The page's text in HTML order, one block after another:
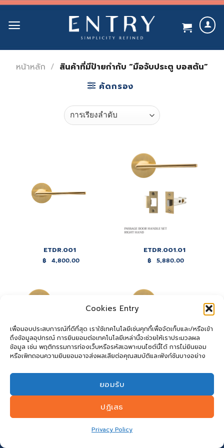
Cookies Entry
เพื่อมอบประสบการณ์ที่ดีที่สุด เราใช้เทคโนโลยีเช่นคุกกี้เพื่อจัดเก็บและ/หรือเข้า
ถึงข้อมูลอุปกรณ์ การยินยอมต่อเทคโนโลยีเหล่านี้จะช่วยให้เราประมวลผล
ข้อมูล เช่น พฤติกรรมการท่องเว็บหรือรหัสเฉพาะบนไซต์นี้ได้ การไม่ยินยอม
หรือเพิกถอนความยินยอมอาจส่งผลเสียต่อคุณสมบัติและฟังก์ชันบางอย่าง
ยอมรับ
ปฏิเสธ
Privacy Policy
Skip
content
หน้าหลัก / สินค้าที่มีป้ายกำกับ “มือจับประตู บอสตัน”
คัดกรอง
ETDR.001
฿ 4,800.00
ETDR.001.01
฿ 5,880.00